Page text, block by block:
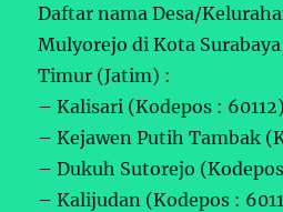
Daftar nama Desa/
Mulyorejo di Kota
Timur (Jatim) :
– Kalisari (Kodepos : 60112)
– Kejawen Putih Tambak
– Dukuh Sutorejo
– Kalijudan (Kodepos :